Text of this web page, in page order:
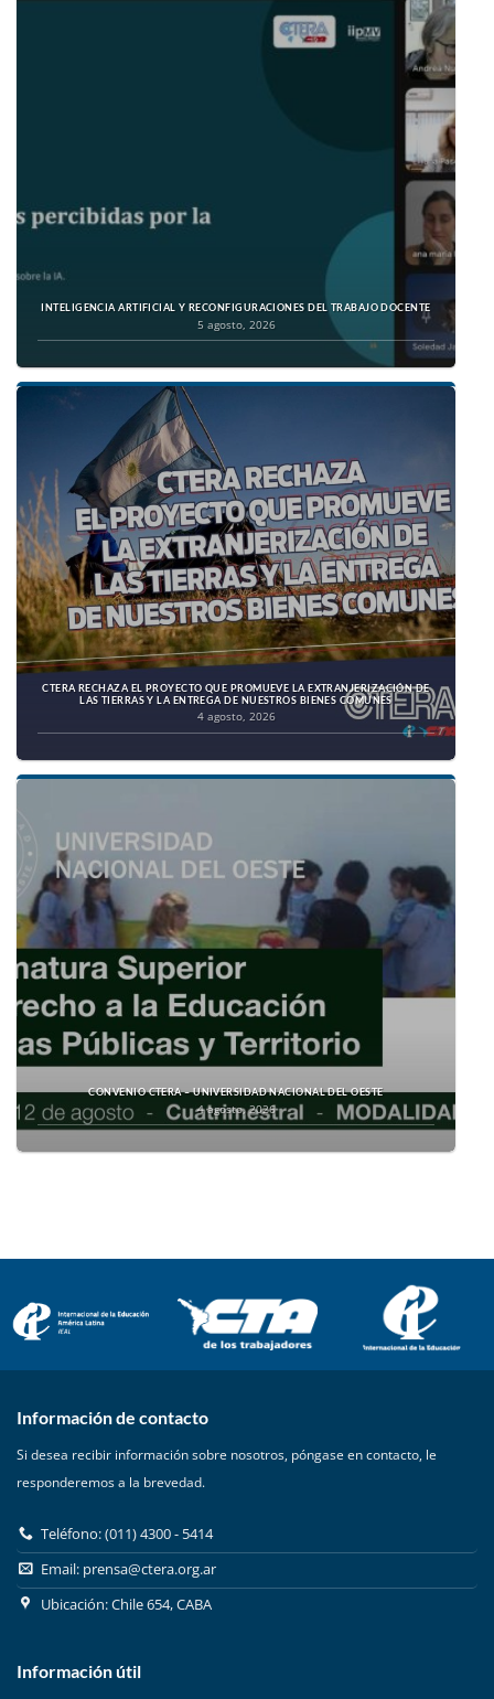
INTELIGENCIA ARTIFICIAL Y RECONFIGURACIONES DEL TRABAJO DOCENTE
5 agosto, 2026
CTERA RECHAZA EL PROYECTO QUE PROMUEVE LA EXTRANJERIZACIÓN DE
LAS TIERRAS Y LA ENTREGA DE NUESTROS BIENES COMUNES
4 agosto, 2026
CONVENIO CTERA – UNIVERSIDAD NACIONAL DEL OESTE
4 agosto, 2026
Información de contacto
Si desea recibir información sobre nosotros, póngase en contacto, le
responderemos a la brevedad.
Teléfono: (011) 4300 - 5414
Email: prensa@ctera.org.ar
Ubicación: Chile 654, CABA
Información útil